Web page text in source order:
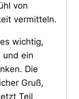
von
vermitteln.
wichtig,
und ein
Die
Gruß,
Teil